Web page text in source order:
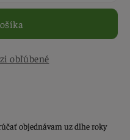
obľúbené
objednávam uz dlhe roky